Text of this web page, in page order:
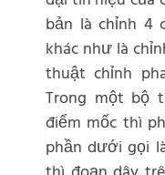
bản là chỉnh 4
khác như là
thuật chỉnh
Trong một bộ
điểm mốc thì
phần dưới gọi